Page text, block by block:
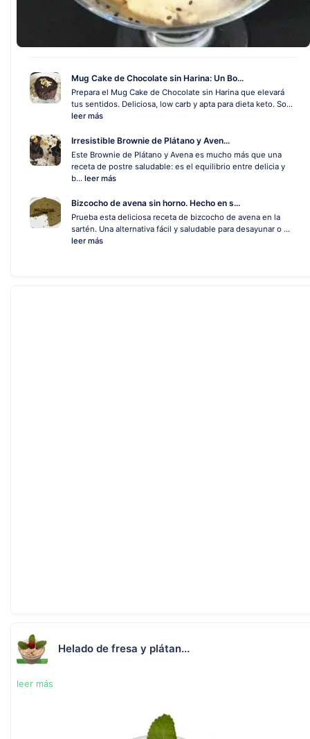
Mug Cake de Chocolate sin Harina: Un Bo...
Prepara el Mug Cake de Chocolate sin Harina que elevará
tus sentidos. Deliciosa, low carb y apta para dieta keto. So...
leer más
Irresistible Brownie de Plátano y Aven...
Este Brownie de Plátano y Avena es mucho más que una
receta de postre saludable: es el equilibrio entre delicia y
b... leer más
Bizcocho de avena sin horno. Hecho en s...
Prueba esta deliciosa receta de bizcocho de avena en la
sartén. Una alternativa fácil y saludable para desayunar o ...
leer más
Helado de fresa y plátan...
leer más